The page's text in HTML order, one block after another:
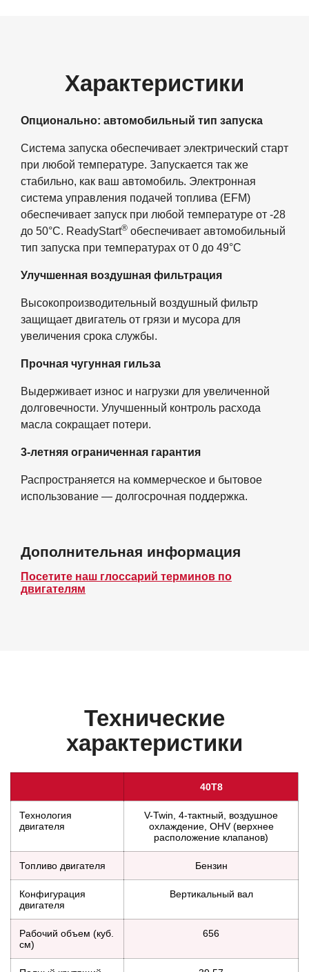
Характеристики
Опционально: автомобильный тип запуска
Система запуска обеспечивает электрический старт
при любой температуре. Запускается так же
стабильно, как ваш автомобиль. Электронная
система управления подачей топлива (EFM)
обеспечивает запуск при любой температуре от -28
до 50°C. ReadyStart® обеспечивает автомобильный
тип запуска при температурах от 0 до 49°C
Улучшенная воздушная фильтрация
Высокопроизводительный воздушный фильтр
защищает двигатель от грязи и мусора для
увеличения срока службы.
Прочная чугунная гильза
Выдерживает износ и нагрузки для увеличенной
долговечности. Улучшенный контроль расхода
масла сокращает потери.
3-летняя ограниченная гарантия
Распространяется на коммерческое и бытовое
использование — долгосрочная поддержка.
Дополнительная информация
Посетите наш глоссарий терминов по
двигателям
Технические
характеристики
40T8
Технология
двигателя
V-Twin, 4-тактный, воздушное
охлаждение, OHV (верхнее
расположение клапанов)
Топливо двигателя Бензин
Конфигурация
двигателя
Вертикальный вал
Рабочий объем (куб.
см)
656